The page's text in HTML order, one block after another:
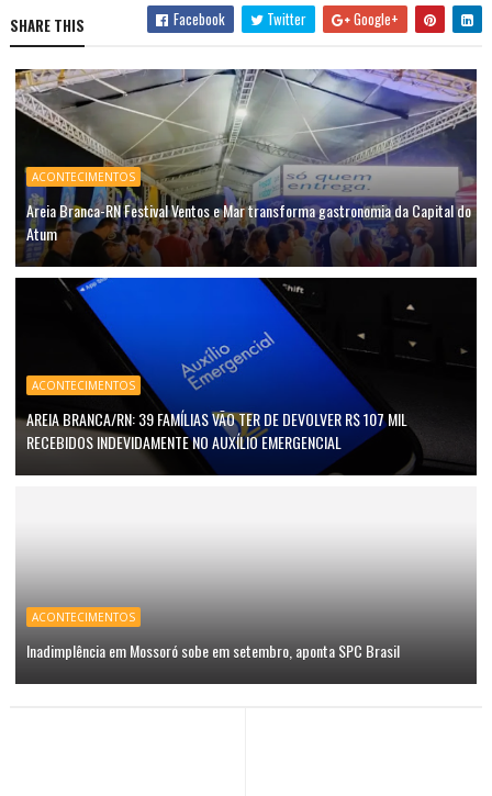
SHARE THIS Facebook Twitter Google+
ACONTECIMENTOS
Areia Branca-RN Festival Ventos e Mar transforma gastronomia da Capital do
Atum
ACONTECIMENTOS
AREIA BRANCA/RN: 39 FAMÍLIAS VÃO TER DE DEVOLVER R$ 107 MIL
RECEBIDOS INDEVIDAMENTE NO AUXÍLIO EMERGENCIAL
ACONTECIMENTOS
Inadimplência em Mossoró sobe em setembro, aponta SPC Brasil